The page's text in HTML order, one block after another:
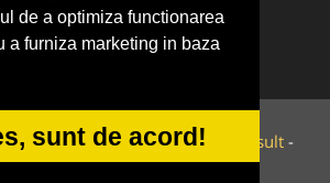
de a optimiza functionarea
a furniza marketing in baza
sunt de acord!
byVilonMedia&Tokaido Consult -